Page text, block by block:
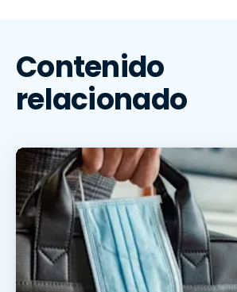
Contenido
relacionado